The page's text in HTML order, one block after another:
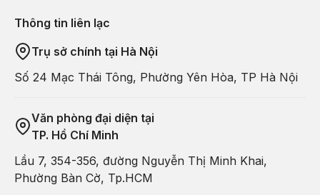
Thông tin liên lạc
Trụ sở chính tại Hà Nội
Số 24 Mạc Thái Tông, Phường Yên Hòa, TP Hà Nội
Văn phòng đại diện tại
TP. Hồ Chí Minh
Lầu 7, 354-356, đường Nguyễn Thị Minh Khai,
Phường Bàn Cờ, Tp.HCM